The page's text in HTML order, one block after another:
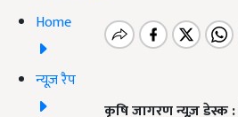
Home
न्यूज़ रैप
कृषि जागरणन्यूज़डेस्क :